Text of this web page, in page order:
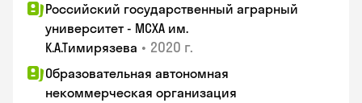
Российский государственный аграрный
университет - МСХА им.
К.А.Тимирязева • 2020 г.
Образовательная автономная
некоммерческая организация